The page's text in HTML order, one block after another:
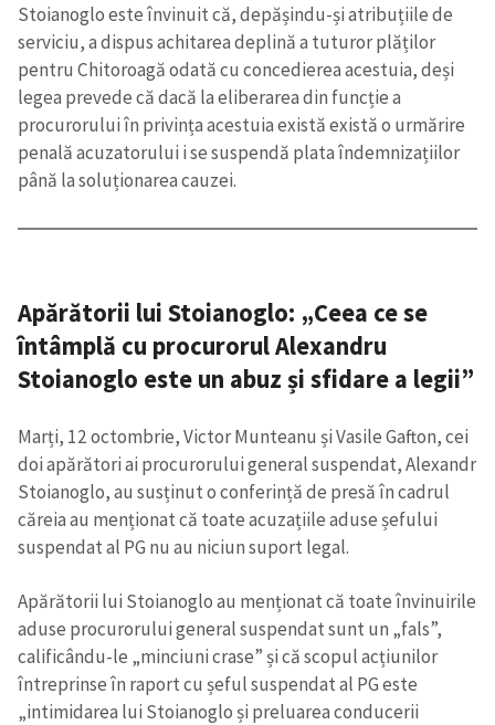
Stoianoglo este învinuit că, depășindu-și atribuțiile de
serviciu, a dispus achitarea deplină a tuturor plăților
pentru Chitoroagă odată cu concedierea acestuia, deși
legea prevede că dacă la eliberarea din funcție a
procurorului în privința acestuia există există o urmărire
penală acuzatorului i se suspendă plata îndemnizațiilor
până la soluționarea cauzei.
Apărătorii lui Stoianoglo: „Ceea ce se
întâmplă cu procurorul Alexandru
Stoianoglo este un abuz și sfidare a legii”
Marți, 12 octombrie, Victor Munteanu și Vasile Gafton, cei
doi apărători ai procurorului general suspendat, Alexandr
Stoianoglo, au susținut o conferință de presă în cadrul
căreia au menționat că toate acuzațiile aduse șefului
suspendat al PG nu au niciun suport legal.
Apărătorii lui Stoianoglo au menționat că toate învinuirile
aduse procurorului general suspendat sunt un „fals”,
calificându-le „minciuni crase” și că scopul acțiunilor
întreprinse în raport cu șeful suspendat al PG este
„intimidarea lui Stoianoglo și preluarea conducerii